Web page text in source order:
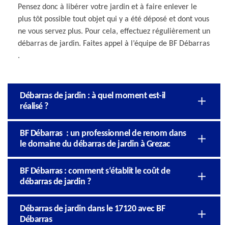
Pensez donc à libérer votre jardin et à faire enlever le
plus tôt possible tout objet qui y a été déposé et dont vous
ne vous servez plus. Pour cela, effectuez régulièrement un
débarras de jardin. Faites appel à l’équipe de BF Débarras
.
Débarras de jardin : à quel moment est-il
réalisé ?
BF Débarras : un professionnel de renom dans
le domaine du débarras de jardin à Grezac
BF Débarras : comment s‘établit le coût de
débarras de jardin ?
Débarras de jardin dans le 17120 avec BF
Débarras